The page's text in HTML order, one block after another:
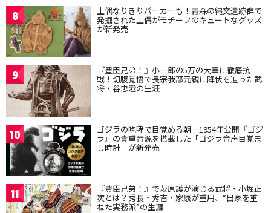
8 土偶なりきりパーカーも！青森の縄文遺跡群で
発掘された土偶がモチーフのキュートなグッズ
が新発売
9 『豊臣兄弟！』小一郎の5万の大軍に徹底抗
戦！切腹覚悟で長宗我部元親に降伏を迫った武
将・谷忠澄の生涯
10 ゴジラの咆哮で目覚める朝…1954年公開『ゴジ
ラ』の貴重音源を搭載した「ゴジラ音声目覚ま
し時計」が新発売
11 『豊臣兄弟！』で萩原護が演じる武将・小堀正
次とは？秀長・秀吉・家康が重用、“出家を重
ねた実務派”の生涯